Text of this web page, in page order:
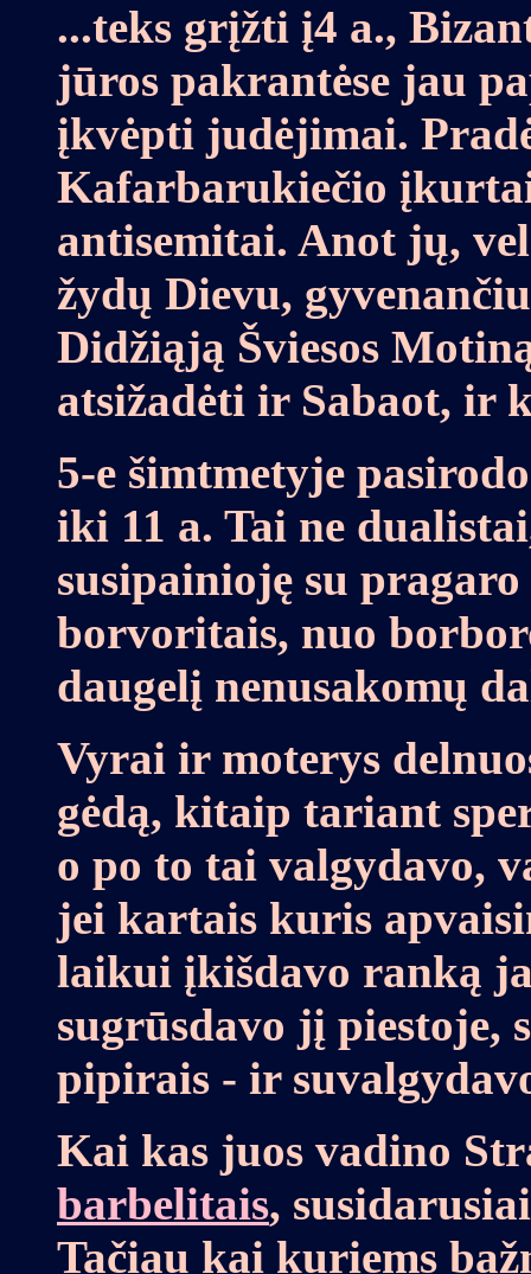
...teks grįžti į4 a.,
jūros pakrantėse jau
įkvėpti judėjimai.
Kafarbarukiečio
antisemitai. Anot jų,
žydų Dievu,
Didžiąją Šviesos
atsižadėti ir Sabaot, ir
5-e šimtmetyje
iki 11 a. Tai ne
susipainioję su
borvoritais, nuo
daugelį nenusakomų
Vyrai ir moterys
gėdą, kitaip tariant
o po to tai valgydavo,
jei kartais kuris
laikui įkišdavo ranką
sugrūsdavo jį piestoje,
pipirais - ir
Kai kas juos vadino
barbelitais,
Tačiau kai kuriems